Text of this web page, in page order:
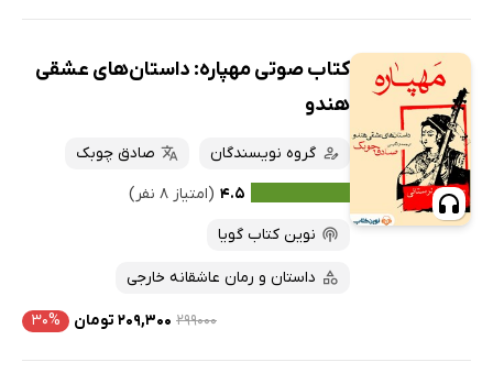
کتاب صوتی مهپاره: داستان‌های عشقی
هندو
گروه نویسندگان
صادق چوبک
۴.۵ (امتیاز ۸ نفر)
نوین کتاب گویا
داستان و رمان عاشقانه خارجی
۲۹۹۰۰۰ ۲۰۹,۳۰۰ تومان ۳۰%